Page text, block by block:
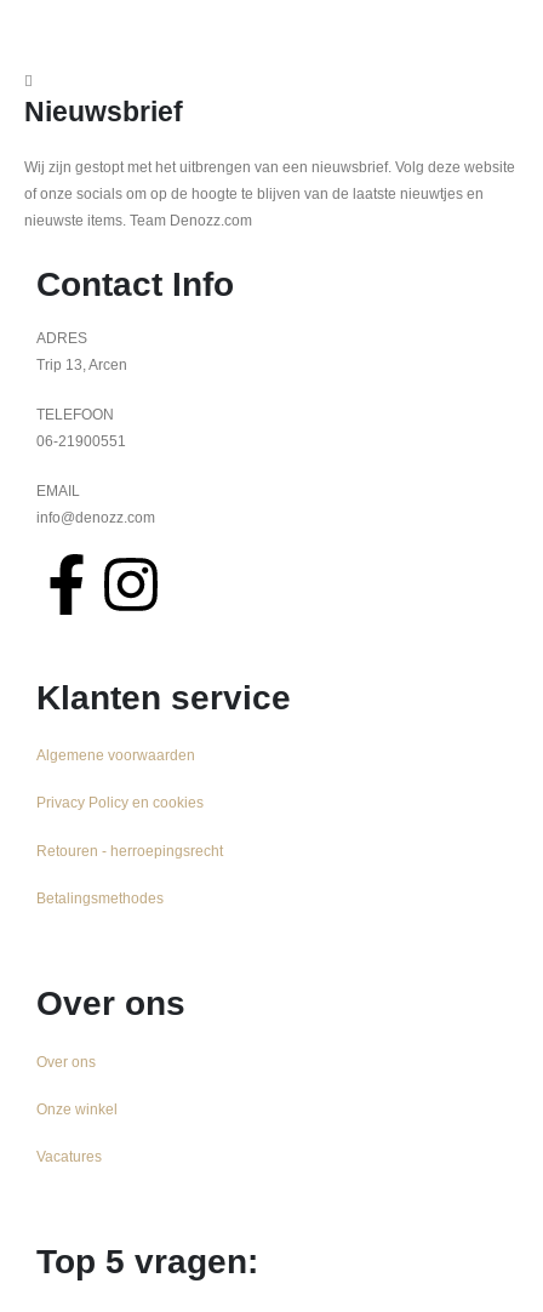
Nieuwsbrief
Wij zijn gestopt met het uitbrengen van een nieuwsbrief. Volg deze website
of onze socials om op de hoogte te blijven van de laatste nieuwtjes en
nieuwste items. Team Denozz.com
Contact Info
ADRES
Trip 13, Arcen
TELEFOON
06-21900551
EMAIL
info@denozz.com
Klanten service
Algemene voorwaarden
Privacy Policy en cookies
Retouren - herroepingsrecht
Betalingsmethodes
Over ons
Over ons
Onze winkel
Vacatures
Top 5 vragen: